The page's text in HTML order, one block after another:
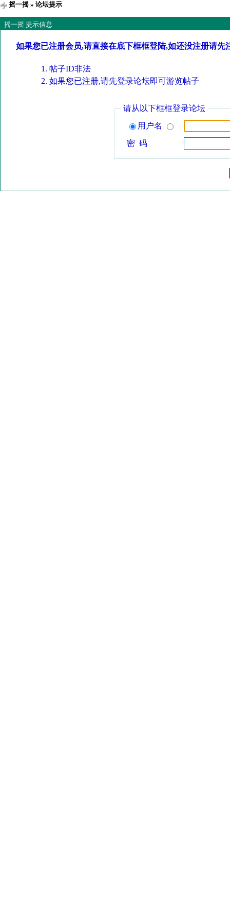
摇一摇» 论坛提示
摇一摇 提示信息
如果您已注册会员,请直接在底下框框登陆,如还没注册请先
帖子ID非法
如果您已注册,请先登录论坛即可游览帖子
请从以下框框登录论坛
用户名
密 码